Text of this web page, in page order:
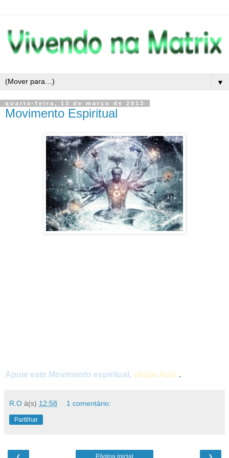
▼
quarta-feira, 13 de março de 2013
Movimento Espiritual
Apoie este Movimento espiritual, clique Aqui .
R.O à(s) 12:58 1 comentário:
Partilhar
Página inicial